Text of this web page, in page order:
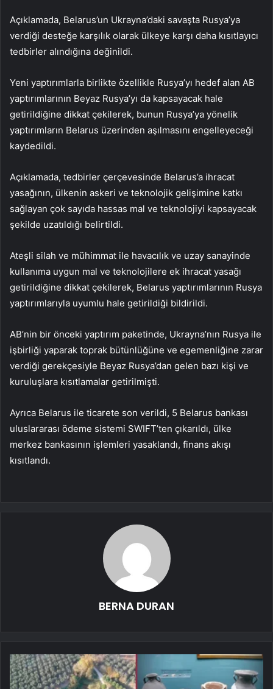
Açıklamada, Belarus’un Ukrayna’daki savaşta Rusya’ya
verdiği desteğe karşılık olarak ülkeye karşı daha kısıtlayıcı
tedbirler alındığına değinildi.
Yeni yaptırımlarla birlikte özellikle Rusya’yı hedef alan AB
yaptırımlarının Beyaz Rusya’yı da kapsayacak hale
getirildiğine dikkat çekilerek, bunun Rusya’ya yönelik
yaptırımların Belarus üzerinden aşılmasını engelleyeceği
kaydedildi.
Açıklamada, tedbirler çerçevesinde Belarus’a ihracat
yasağının, ülkenin askeri ve teknolojik gelişimine katkı
sağlayan çok sayıda hassas mal ve teknolojiyi kapsayacak
şekilde uzatıldığı belirtildi.
Ateşli silah ve mühimmat ile havacılık ve uzay sanayinde
kullanıma uygun mal ve teknolojilere ek ihracat yasağı
getirildiğine dikkat çekilerek, Belarus yaptırımlarının Rusya
yaptırımlarıyla uyumlu hale getirildiği bildirildi.
AB’nin bir önceki yaptırım paketinde, Ukrayna’nın Rusya ile
işbirliği yaparak toprak bütünlüğüne ve egemenliğine zarar
verdiği gerekçesiyle Beyaz Rusya’dan gelen bazı kişi ve
kuruluşlara kısıtlamalar getirilmişti.
Ayrıca Belarus ile ticarete son verildi, 5 Belarus bankası
uluslararası ödeme sistemi SWIFT’ten çıkarıldı, ülke
merkez bankasının işlemleri yasaklandı, finans akışı
kısıtlandı.
BERNA DURAN